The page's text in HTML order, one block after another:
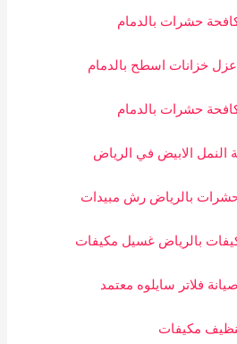
حشرات بالدمام
خزانات اسطح بالدمام
حشرات بالدمام
النمل الابيض في الرياض
بالرياض رش مبيدات
بالرياض غسيل مكيفات
فلاتر سايلوه معتمد
مكيفات